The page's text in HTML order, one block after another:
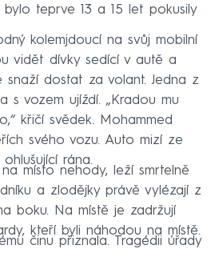
teprve 13 a 15 let pokusily
kolemjdoucí na svůj mobilní
vidět dívky sedící v autě a
snaží dostat za volant. Jedna z
s vozem ujíždí. „Kradou mu
křičí svědek. Mohammed
svého vozu. Auto mizí ze
rána.
místo nehody, leží smrtelně
a zlodějky právě vylézají z
boku. Na místě je zadržují
kteří byli náhodou na místě.
činu přiznala. Tragédii úřady